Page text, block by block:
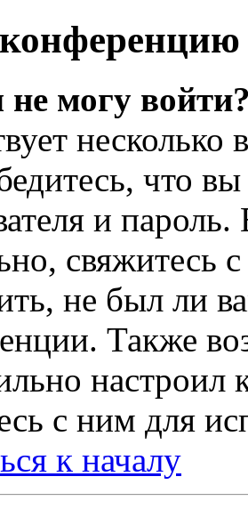
могу
что
и
свяжитесь
не был ли
Также
с ним для
к началу